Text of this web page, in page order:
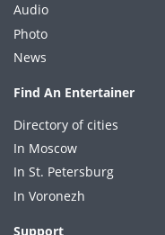
Audio
Photo
News
Find An Entertainer
Directory of cities
In Moscow
In St. Petersburg
In Voronezh
Support